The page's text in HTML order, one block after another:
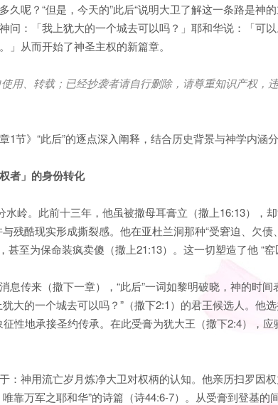
久呢？“但是，今天的”此后“说明大卫了解这一条路是神
问：「我上犹大的一个城去可以吗？」耶和华说：「可
」从而开始了神圣主权的新篇章。
用、转载；已经抄袭者请自行删除，请尊重知识产权，
1节》“此后”的逐点深入阐释，结合历史背景与神学内涵
者」的身份转化
水岭。此前十三年，他虽被撒母耳膏立（撒上16:13），
残酷现实形成撕裂感。他在亚杜兰洞那种“受窘迫、欠债
甚至为保命装疯卖傻（撒上21:13）。这一切塑造了他 “
息传来（撒下一章），“此后”一词如黎明破晓，神的时
犹大的一个城去可以吗？”（撒下2:1）的君王候选人。
性地承接圣约传承。在此受膏为犹大王（撒下2:4），应
：神用流亡岁月炼净大卫对权柄的认知。他亲历扫罗因
唯靠万军之耶和华”的诗篇（诗44:6-7）。从受膏到登基